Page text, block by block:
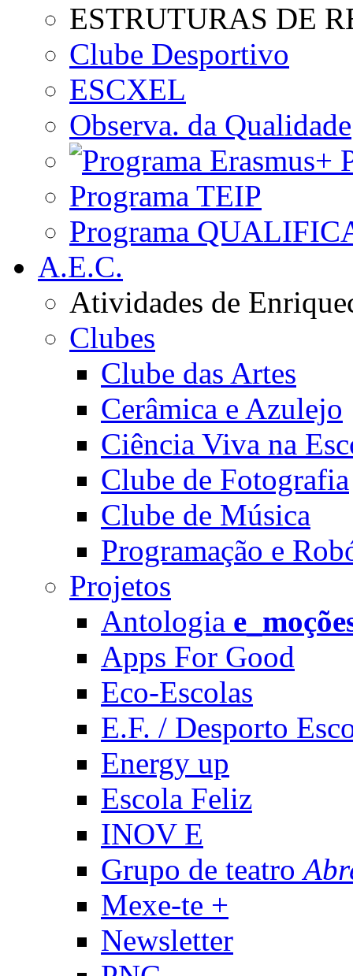
ESTRUTURAS DE
Clube Desportivo
ESCXEL
Observa. da Qualidade
Programa TEIP
Programa
A.E.C.
Atividades de
Clubes
Clube das Artes
Cerâmica e Azulejo
Ciência Viva na
Clube de Fotografia
Clube de Música
Programação e
Projetos
Antologia
Apps For Good
Eco-Escolas
E.F. / Desporto
Energy up
Escola Feliz
INOV E
Grupo de teatro
Mexe-te +
Newsletter